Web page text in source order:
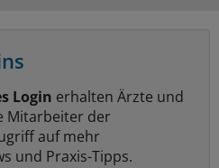
Login erhalten Ärzte und
Mitarbeiter der
auf mehr
und Praxis-Tipps.